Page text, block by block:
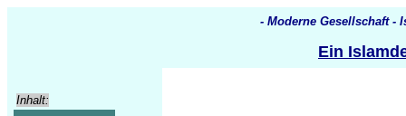
- Moderne Gesellschaft -
Ein
Inhalt: